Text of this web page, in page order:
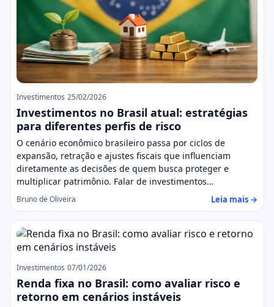
Investimentos 25/02/2026
Investimentos no Brasil atual: estratégias
para diferentes perfis de risco
O cenário econômico brasileiro passa por ciclos de
expansão, retração e ajustes fiscais que influenciam
diretamente as decisões de quem busca proteger e
multiplicar patrimônio. Falar de investimentos…
Bruno de Oliveira Leia mais →
Investimentos 07/01/2026
Renda fixa no Brasil: como avaliar risco e
retorno em cenários instáveis